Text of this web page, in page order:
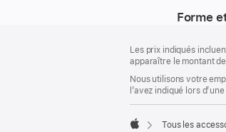
Forme
de
page
de
bas
de
page
Les prix indiqués
apparaître le montant
Nous utilisons votre
l’avez indiqué lors
Tous les